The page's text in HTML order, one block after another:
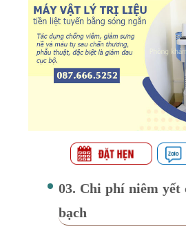
03. Chi phí niêm yết
bạch